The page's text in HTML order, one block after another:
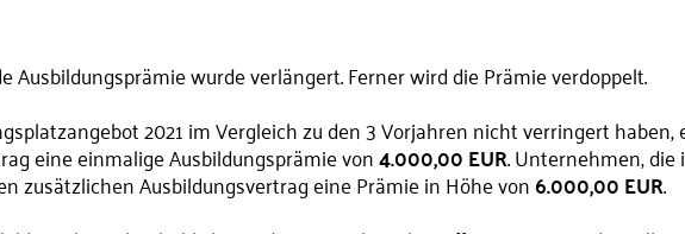
Ausbildungsprämie wurde verlängert. Ferner wird die Prämie verdoppelt.
2021 im Vergleich zu den 3 Vorjahren nicht verringert
eine einmalige Ausbildungsprämie von4.000,00 EUR. Unternehmen,
zusätzlichen Ausbildungsvertrag eine Prämie in Höhe von6.000,00 EUR.